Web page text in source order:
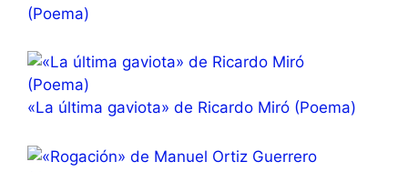
(Poema)
«La última gaviota» de Ricardo Miró (Poema)